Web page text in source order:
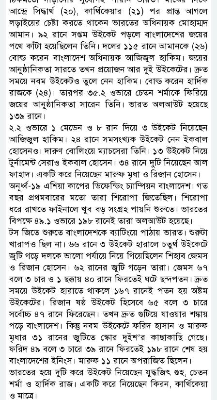
আন্দ্রে সিদ্ধার্থ (২০), কার্থিকেয়ার (২১) পর প্রান্ত আগলে
লড়াইয়ের চেষ্টা করতে থাকেন ভারতের অধিনায়ক মোহাম্মদ
আমান। ৯২ রানে সপ্তম উইকেট পড়লে বাংলাদেশের জয়ের
পথে কাঁটা হয়েছিলেন তিনি। দলের ১১৫ রানে আমানকে (২৬)
বোল্ড করেন বাংলাদেশ অধিনায়ক আজিজুল হাকিম। জয়ের
আনুষ্ঠানিকতা সারতে তখন প্রয়োজন আর দুই উইকেটের। দ্রুত
সময়ে নবম উইকেটও তুলে নেন হাকিম। বোল্ড করেন হার্দিক
রাজকে (২৪)। তারপর ৩৫.২ ওভারে চেতন শর্মাকে ফিরিয়ে
জয়ের আনুষ্ঠানিকতা সারেন তিনি। ভারত অলআউট হয়েছে
১৩৯ রানে।
২.২ ওভারে ১ মেডেন ও ৮ রান দিয়ে ৩ উইকেট নিয়েছেন
আজিজুল হাকিম। ২৪ রানে সমসংখ্যক উইকেট নেন ইকবাল
হোসেনও। দারুণ বোলিংয়ে ম্যাচসেরা তিনি। ১৩ উইকেট নিয়ে
টুর্নামেন্ট সেরাও ইকবাল হোসেন। ৩৪ রানে দুটি নিয়েছেন আল
ফাহাদ। একটি করে নিয়েছেন মারুফ মৃধা ও রিজান হোসেন।
অনূর্ধ্ব-১৯ এশিয়া কাপের ডিফেন্ডিং চ্যাম্পিয়ন বাংলাদেশ। গত
বছর প্রথমবারের মতো তারা শিরোপা জিতেছিল। শিরোপা
ধরে রাখতে ফাইনালে খুব বড় সংগ্রহ পায়নি শুরুতে। ভারতের
বিপক্ষে ৪৯.১ ওভারে ১৯৮ রানেই তারা অলআউট হয়েছে।
টস জিতে শুরুতে বাংলাদেশকে ব্যাটিংয়ে পাঠায় ভারত। শুরুটা
খারাপও ছিল না। ৬৬ রানে ৩ উইকেট হারালে চতুর্থ উইকেটে
জুটি গড়ে দলকে ভালো পর্যায়ে নিয়ে গিয়েছিলেন শিহাব জেমস
ও রিজান হোসেন। ৬২ রানের জুটি গড়েন তারা। জেমস ৬৭
বলে ৩ চার ও ১ ছক্কায় ৪০ রানে ফিরতেই ঘটে ছন্দপতন। দ্রুত
সময়ে উইকেট হারাতে থাকলে ১৬৭ রানেই পতন হয় অষ্টম
উইকেটের। রিজান ষষ্ঠ উইকেট হিসেবে ৬৫ বলে ৩ চারে
সর্বোচ্চ ৪৭ রানে ফিরেছেন। তখন দ্রুত গুটিয়ে যাওয়ার শঙ্কায়
পড়ে বাংলাদেশ। কিন্তু নবম উইকেটে ফরিদ হাসান ও মারুফ
মৃধার ৩১ রানের জুটিতে স্কোর দুইশ’র কাছাকাছি গেছে।
ফরিদ ৪৯ বলে ৩ চারে ৩৯ রানে ফিরতেই ১৯৮ রানে শেষ হয়
বাংলাদেশের ইনিংস। মারুফ ১১ রানে অপরাজিত ছিলেন।
ভারতের হয়ে দুটি করে উইকেট নিয়েছেন যুদ্ধজিৎ গুহ, চেতন
শর্মা ও হার্দিক রাজ। একটি করে নিয়েছেন কিরন, কার্থিকেয়া
ও মাত্রে।